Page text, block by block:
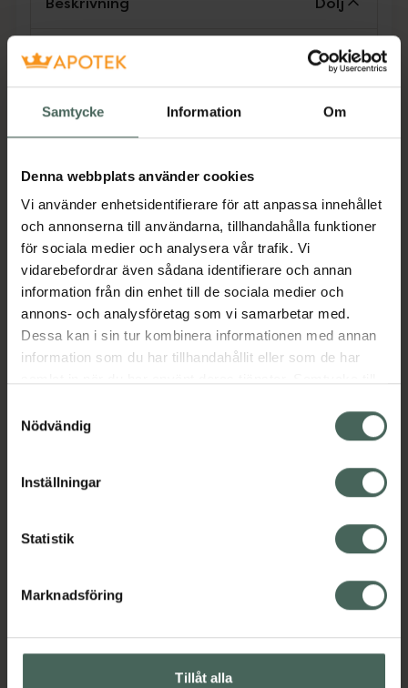
Samtycke Information Om
Denna webbplats använder cookies
Vi använder enhetsidentifierare för att anpassa innehållet
och annonserna till användarna, tillhandahålla funktioner
för sociala medier och analysera vår trafik. Vi
vidarebefordrar även sådana identifierare och annan
information från din enhet till de sociala medier och
annons- och analysföretag som vi samarbetar med.
Dessa kan i sin tur kombinera informationen med annan
information som du har tillhandahållit eller som de har
återkalla ditt samtycke via webbplatsens
cookieinställningar. Ett återkallat samtycke påverkar inte
lagligheten av behandling som skett innan återkallelsen.
Nödvändig
Inställningar
Statistik
Marknadsföring
Tillåt alla
Lystergivande ögonkräm med en smidig
penna-applikator med metallkula. Kulan kyler
hjälper till med långsiktiga resultat. Med
jordgubbsextrakt, ett milt C-vitaminderivat
effekt. Återfuktande formula ger ett piggt
intryck, medan den snabbt absorberande
texturen lämnar en naturlig finish. Passar alla
hudtyper. Utan tillsatt parfym eller
ingredienser från djur.
06429811202887
Kategorier:
AnsiktsvårdHudvårdÖgonkräm
Innehåll Visa
Instruktioner Visa
Upptäck flera produkter inom
Ögonkräm